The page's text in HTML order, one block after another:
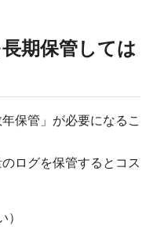
期保管しては
保管」が必要になるこ
ログを保管するとコス